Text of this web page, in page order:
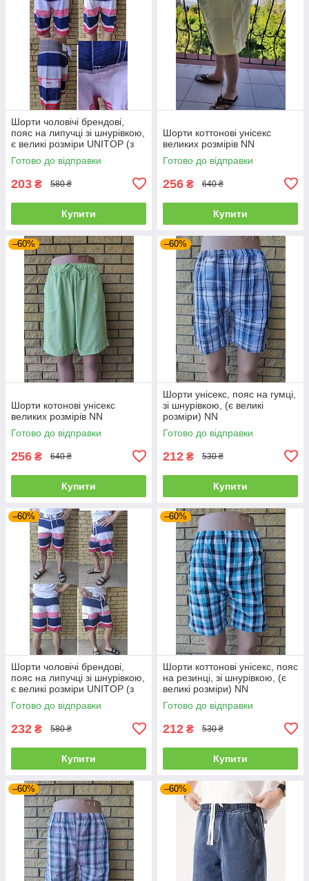
Шорти чоловічі брендові,
пояс на липучці зі шнурівкою,
є великі розміри UNITOP (з
дефектом, передруку)
Готово до відправки
203 ₴ 580 ₴
Купити
Шорти коттонові унісекс
великих розмірів NN
Готово до відправки
256 ₴ 640 ₴
Купити
–60%
Шорти котонові унісекс
великих розмірів NN
Готово до відправки
256 ₴ 640 ₴
Купити
–60%
Шорти унісекс, пояс на гумці,
зі шнурівкою, (є великі
розміри) NN
Готово до відправки
212 ₴ 530 ₴
Купити
–60%
Шорти чоловічі брендові,
пояс на липучці зі шнурівкою,
є великі розміри UNITOP (з
дефектом, передруку)
Готово до відправки
232 ₴ 580 ₴
Купити
–60%
Шорти коттонові унісекс, пояс
на резинці, зі шнурівкою, (є
великі розміри) NN
Готово до відправки
212 ₴ 530 ₴
Купити
–60% –60%